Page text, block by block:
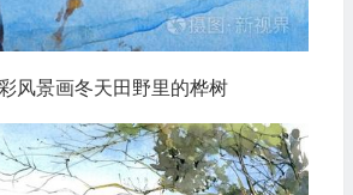
风景画冬天田野里的桦树